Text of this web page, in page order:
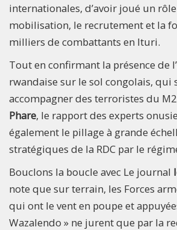
internationales, d’avoir joué un
mobilisation, le recrutement et la
milliers de combattants en Ituri.
Tout en confirmant la présence de
rwandaise sur le sol congolais, qui
accompagner des terroristes du
Phare, le rapport des experts
également le pillage à grande
stratégiques de la RDC par le
Bouclons la boucle avec Le journal
note que sur terrain, les Forces
qui ont le vent en poupe et
Wazalendo » ne jurent que par la